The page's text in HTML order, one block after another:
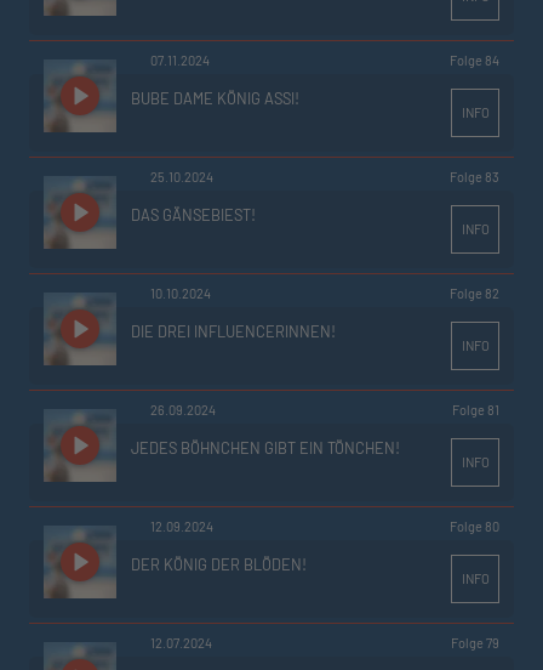
07.11.2024 Folge 84
BUBE DAME KÖNIG ASSI!
INFO
25.10.2024 Folge 83
DAS GÄNSEBIEST!
INFO
10.10.2024 Folge 82
DIE DREI INFLUENCERINNEN!
INFO
26.09.2024 Folge 81
JEDES BÖHNCHEN GIBT EIN TÖNCHEN!
INFO
12.09.2024 Folge 80
DER KÖNIG DER BLÖDEN!
INFO
12.07.2024 Folge 79